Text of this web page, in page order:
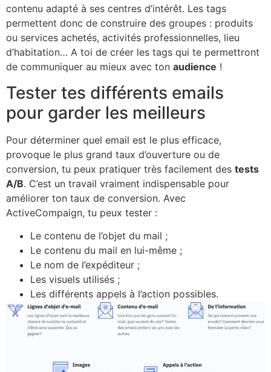
contenu adapté à ses centres d’intérêt. Les tags
permettent donc de construire des groupes : produits
ou services achetés, activités professionnelles, lieu
d’habitation… A toi de créer les tags qui te permettront
de communiquer au mieux avec ton audience !
Tester tes différents emails
pour garder les meilleurs
Pour déterminer quel email est le plus efficace,
provoque le plus grand taux d’ouverture ou de
conversion, tu peux pratiquer très facilement des tests
A/B. C’est un travail vraiment indispensable pour
améliorer ton taux de conversion. Avec
ActiveCompaign, tu peux tester :
Le contenu de l’objet du mail ;
Le contenu du mail en lui-même ;
Le nom de l’expéditeur ;
Les visuels utilisés ;
Les différents appels à l’action possibles.